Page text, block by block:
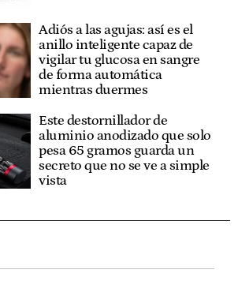
Adiós a las agujas: así es el
anillo inteligente capaz de
vigilar tu glucosa en sangre
de forma automática
mientras duermes
Este destornillador de
aluminio anodizado que solo
pesa 65 gramos guarda un
secreto que no se ve a simple
vista